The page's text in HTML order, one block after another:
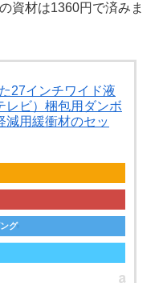
資材は1360円で済みま
27インチワイド液
レビ）梱包用ダンボ
減用緩衝材のセッ
グ